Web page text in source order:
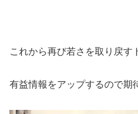
これから再び若さを取り戻す
有益情報をアップするので期